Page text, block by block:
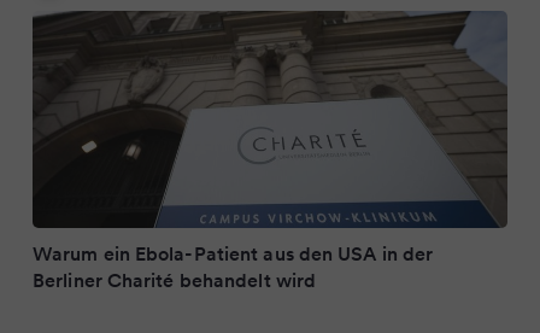
Warum ein Ebola-Patient aus den USA in der
Berliner Charité behandelt wird